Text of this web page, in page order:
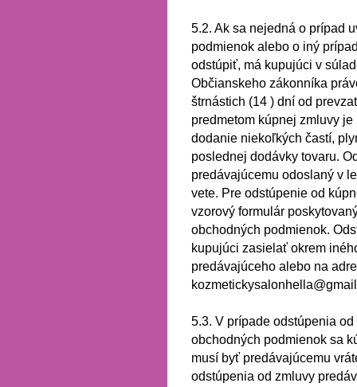
5.2. Ak sa nejedná o prípad
podmienok alebo o iný
odstúpiť, má kupujúci v
Občianskeho zákonníka
štrnástich (14 ) dní od
predmetom kúpnej zmluvy
dodanie niekoľkých častí,
poslednej dodávky tovaru.
predávajúcemu odoslaný v
vete. Pre odstúpenie od
vzorový formulár
obchodných podmienok.
kupujúci zasielať okrem
predávajúceho alebo na
5.3. V prípade odstúpenia
obchodných podmienok sa
musí byť predávajúcemu
odstúpenia od zmluvy